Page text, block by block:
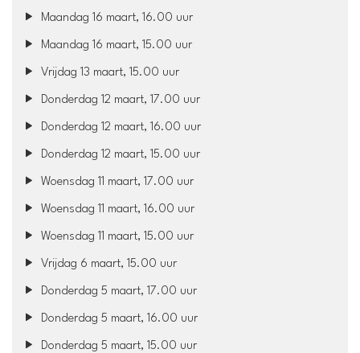
Maandag 16 maart, 16.00 uur
Maandag 16 maart, 15.00 uur
Vrijdag 13 maart, 15.00 uur
Donderdag 12 maart, 17.00 uur
Donderdag 12 maart, 16.00 uur
Donderdag 12 maart, 15.00 uur
Woensdag 11 maart, 17.00 uur
Woensdag 11 maart, 16.00 uur
Woensdag 11 maart, 15.00 uur
Vrijdag 6 maart, 15.00 uur
Donderdag 5 maart, 17.00 uur
Donderdag 5 maart, 16.00 uur
Donderdag 5 maart, 15.00 uur